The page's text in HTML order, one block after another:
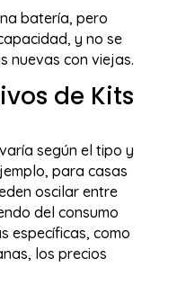
batería, pero
y no se
nuevas con viejas.
de Kits
según el tipo y
para casas
oscilar entre
del consumo
específicas, como
los precios